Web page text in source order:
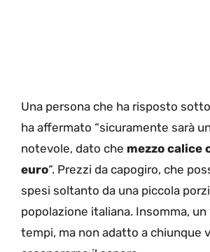
Una persona che ha risposto
ha affermato “sicuramente sarà
notevole, dato che mezzo calice
euro“. Prezzi da capogiro, che
spesi soltanto da una piccola
popolazione italiana. Insomma, un
tempi, ma non adatto a chiunque